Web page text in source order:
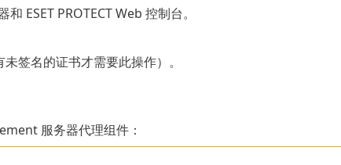
ESET PROTECT Web 控制台。
未签名的证书才需要此操作）。
服务器代理组件：